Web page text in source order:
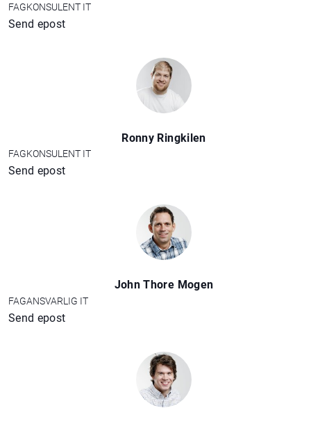
FAGKONSULENT IT
Send epost
Ronny Ringkilen
FAGKONSULENT IT
Send epost
John Thore Mogen
FAGANSVARLIG IT
Send epost